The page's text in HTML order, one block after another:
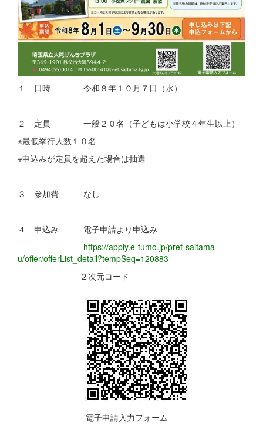
１ 日時 令和８年１０月７日（水）
２ 定員 一般２０名（子どもは小学校４年生以上）
※最低挙行人数１０名
※申込みが定員を超えた場合は抽選
３ 参加費 なし
４ 申込み 電子申請より申込み
https://apply.e-tumo.jp/pref-saitama-
u/offer/offerList_detail?tempSeq=120883
２次元コード
電子申請入力フォーム